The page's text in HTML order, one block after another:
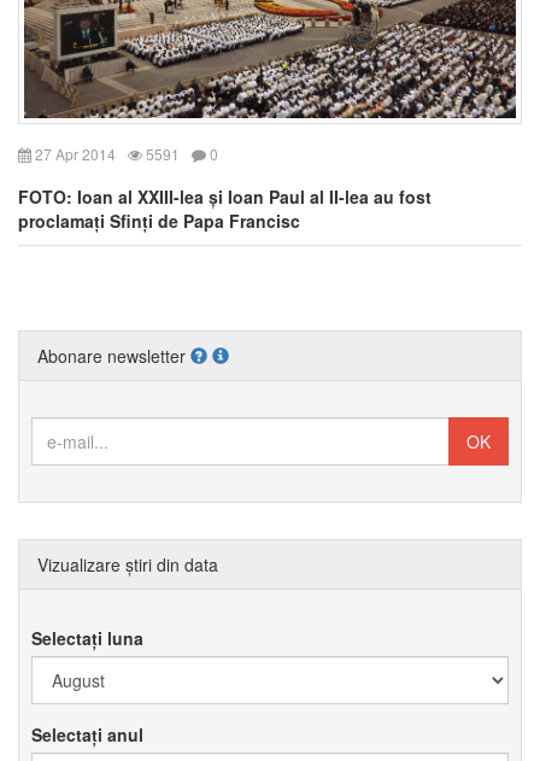
27 Apr 2014 5591 0
FOTO: Ioan al XXIII-lea și Ioan Paul al II-lea au fost
proclamați Sfinți de Papa Francisc
Abonare newsletter
Vizualizare știri din data
Selectați luna
Selectați anul